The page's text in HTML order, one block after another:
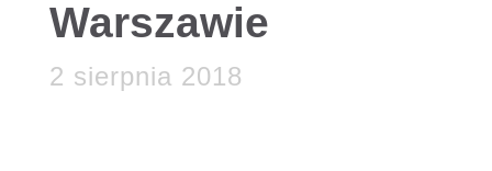
Warszawie
2 sierpnia 2018